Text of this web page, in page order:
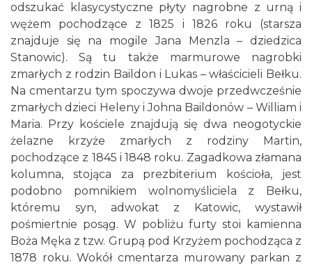
odszukać klasycystyczne płyty nagrobne z urną i
wężem pochodzące z 1825 i 1826 roku (starsza
znajduje się na mogile Jana Menzla – dziedzica
Stanowic). Są tu także marmurowe nagrobki
zmarłych z rodzin Baildon i Lukas – właścicieli Bełku.
Na cmentarzu tym spoczywa dwoje przedwcześnie
zmarłych dzieci Heleny i Johna Baildonów – William i
Maria. Przy kościele znajdują się dwa neogotyckie
żelazne krzyże zmarłych z rodziny Martin,
pochodzące z 1845 i 1848 roku. Zagadkowa złamana
kolumna, stojąca za prezbiterium kościoła, jest
podobno pomnikiem wolnomyśliciela z Bełku,
któremu syn, adwokat z Katowic, wystawił
pośmiertnie posąg. W pobliżu furty stoi kamienna
Boża Męka z tzw. Grupą pod Krzyżem pochodząca z
1878 roku. Wokół cmentarza murowany parkan z